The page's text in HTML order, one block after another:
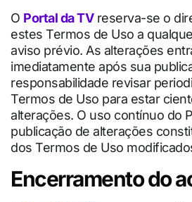
O Portal da TVreserva-se o
estes Termos de Uso a
aviso prévio. As alterações
imediatamente após sua
responsabilidade revisar
Termos de Uso para estar
alterações. O uso contínuo do
publicação de alterações
dos Termos de Uso
Encerramento do